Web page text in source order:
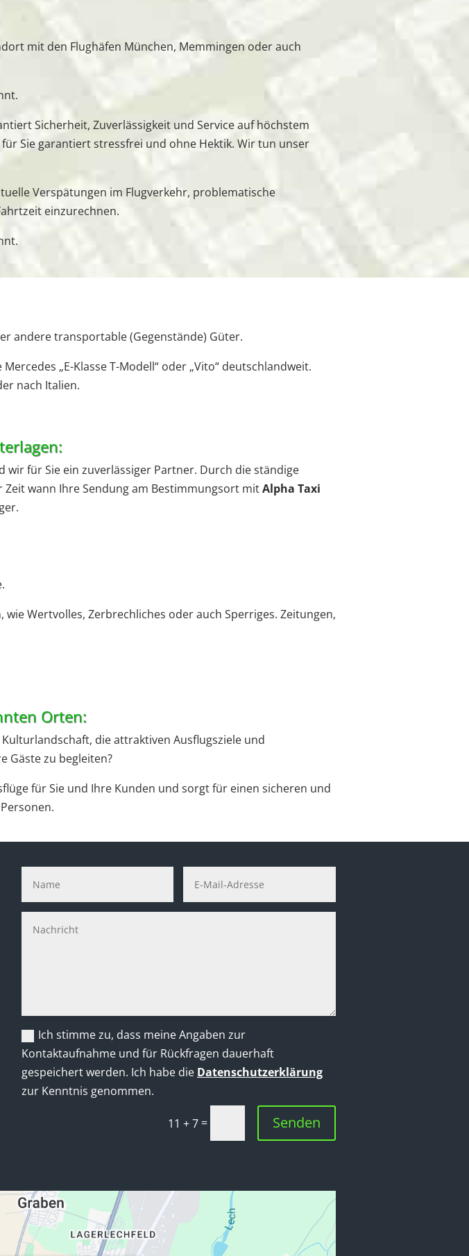
mit den Flughäfen München, Memmingen oder auch
Sicherheit, Zuverlässigkeit und Service auf höchstem
Sie garantiert stressfrei und ohne Hektik. Wir tun unser
Verspätungen im Flugverkehr, problematische
einzurechnen.
andere transportable (Gegenstände) Güter.
„E-Klasse T-Modell“ oder „Vito“ deutschlandweit.
nach Italien.
für Sie ein zuverlässiger Partner. Durch die ständige
wann Ihre Sendung am Bestimmungsort mitAlpha Taxi
Wertvolles, Zerbrechliches oder auch Sperriges. Zeitungen,
Orten:
die attraktiven Ausflugsziele und
Gäste zu begleiten?
für Sie und Ihre Kunden und sorgt für einen sicheren und
Ich stimme zu, dass meine Angaben zur
Kontaktaufnahme und für Rückfragen dauerhaft
gespeichert werden. Ich habe die Datenschutzerklärung
zur Kenntnis genommen.
11 + 7= Senden